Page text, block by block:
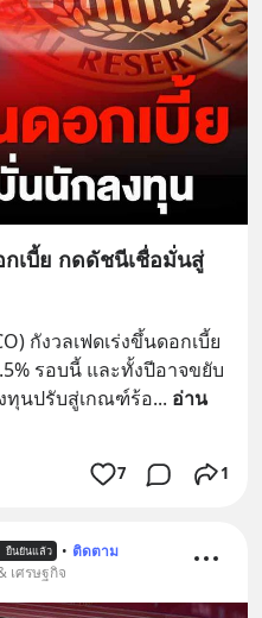
กเบี้ย กดดัชนีเชื่อมั่นสู่
กังวลเฟดเร่งขึ้นดอกเบี้ย
รอบนี้ และทั้งปีอาจขยับ
ทุนปรับสู่เกณฑ์ร้อ... อ่าน
7 1
ยืนยันแล้ว • ติดตาม
เศรษฐกิจ